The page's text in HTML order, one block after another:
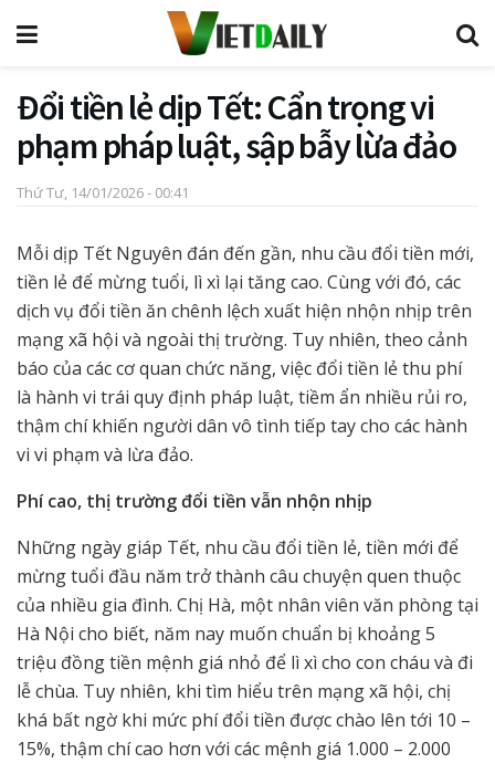
Đổi tiền lẻ dịp Tết: Cẩn trọng vi
phạm pháp luật, sập bẫy lừa đảo
Thứ Tư, 14/01/2026 - 00:41
Mỗi dịp Tết Nguyên đán đến gần, nhu cầu đổi tiền mới,
tiền lẻ để mừng tuổi, lì xì lại tăng cao. Cùng với đó, các
dịch vụ đổi tiền ăn chênh lệch xuất hiện nhộn nhịp trên
mạng xã hội và ngoài thị trường. Tuy nhiên, theo cảnh
báo của các cơ quan chức năng, việc đổi tiền lẻ thu phí
là hành vi trái quy định pháp luật, tiềm ẩn nhiều rủi ro,
thậm chí khiến người dân vô tình tiếp tay cho các hành
vi vi phạm và lừa đảo.
Phí cao, thị trường đổi tiền vẫn nhộn nhịp
Những ngày giáp Tết, nhu cầu đổi tiền lẻ, tiền mới để
mừng tuổi đầu năm trở thành câu chuyện quen thuộc
của nhiều gia đình. Chị Hà, một nhân viên văn phòng tại
Hà Nội cho biết, năm nay muốn chuẩn bị khoảng 5
triệu đồng tiền mệnh giá nhỏ để lì xì cho con cháu và đi
lễ chùa. Tuy nhiên, khi tìm hiểu trên mạng xã hội, chị
khá bất ngờ khi mức phí đổi tiền được chào lên tới 10 –
15%, thậm chí cao hơn với các mệnh giá 1.000 – 2.000